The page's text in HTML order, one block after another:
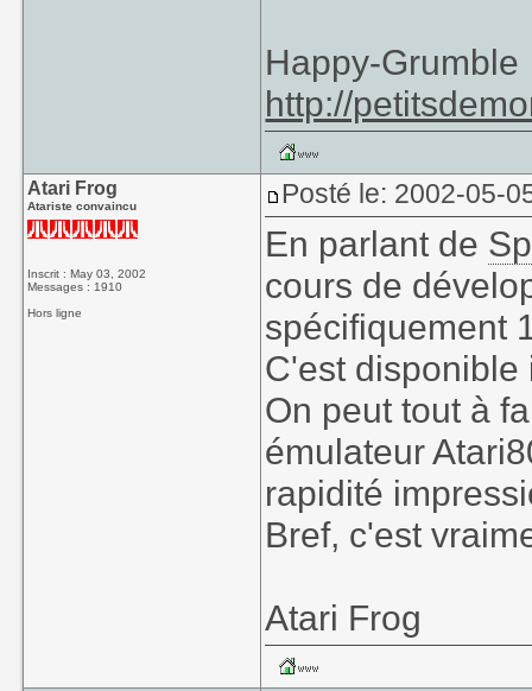
Happy-Grumble
http://
Atari Frog
Atariste convaincu
Inscrit : May 03, 2002
Messages : 1910
Hors ligne
Posté le: 2002-05-
En parlant de
cours de
spécifiquement
C'est
On peut tout à
émulateur
rapidité
Bref, c'est
Atari Frog